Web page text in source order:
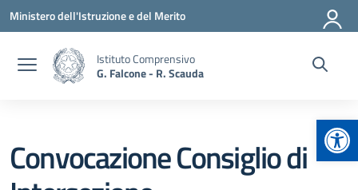
Vai ai contenuti
Vai al menu di navigazione
Vai al footer
Ministero dell'Istruzione e del Merito
Istituto Comprensivo
G. Falcone - R. Scauda
Convocazione Consiglio di